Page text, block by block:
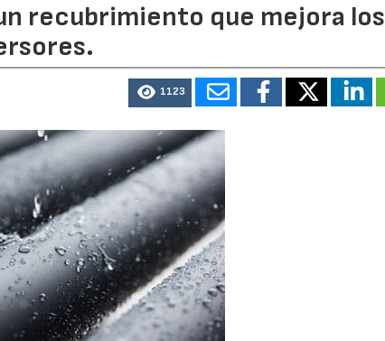
recubrimiento que mejora los
1123